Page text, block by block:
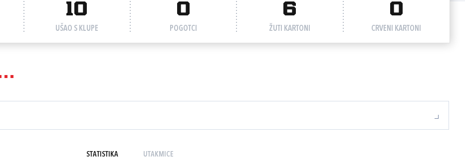
10
UŠAO S KLUPE
0
POGOTCI
6
ŽUTI KARTONI
0
CRVENI KARTONI
STATISTIKA UTAKMICE